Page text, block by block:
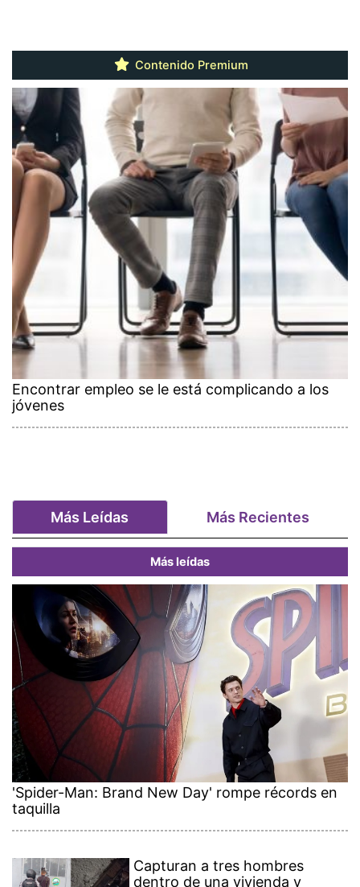
Contenido Premium
Encontrar empleo se le está complicando a los
jóvenes
Más Leídas Más Recientes
Más leídas
'Spider-Man: Brand New Day' rompe récords en
taquilla
Capturan a tres hombres
dentro de una vivienda y